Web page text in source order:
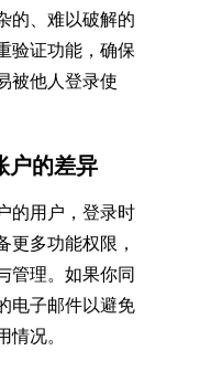
的、难以破解的
验证功能，确保
被他人登录使
户的差异
的用户，登录时
更多功能权限，
管理。如果你同
电子邮件以避免
况。